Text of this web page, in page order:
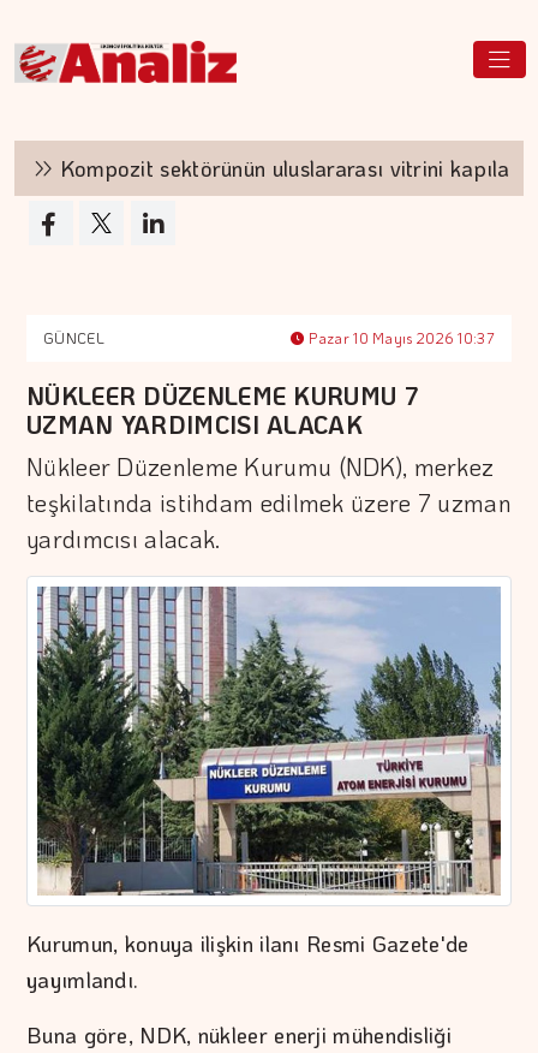
Kompozit sektörünün uluslararası vitrini kapılarını
GÜNCEL Pazar 10 Mayıs 2026 10:37
NÜKLEER DÜZENLEME KURUMU 7
UZMAN YARDIMCISI ALACAK
Nükleer Düzenleme Kurumu (NDK), merkez
teşkilatında istihdam edilmek üzere 7 uzman
yardımcısı alacak.
Kurumun, konuya ilişkin ilanı Resmi Gazete'de
yayımlandı.
Buna göre, NDK, nükleer enerji mühendisliği